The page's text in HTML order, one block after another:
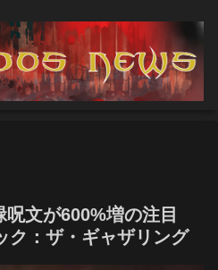
文が600%増の注目
ク：ザ・ギャザリング